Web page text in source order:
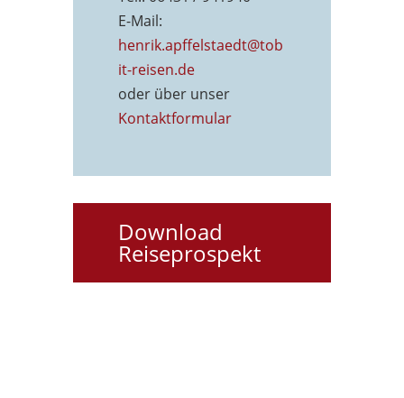
E-Mail:
henrik.apffelstaedt@tob
it-reisen.de
oder über unser
Kontaktformular
Download
Reiseprospekt